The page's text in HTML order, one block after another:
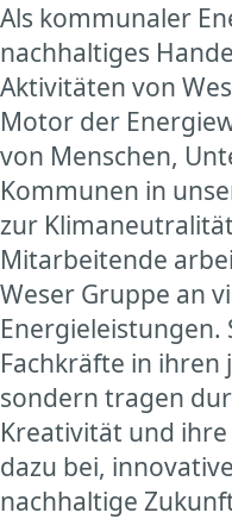
Als kommunaler
nachhaltiges
Aktivitäten von
Motor der
von Menschen,
Kommunen in
zur
Mitarbeitende
Weser Gruppe an
Energieleistungen.
Fachkräfte in ihren
sondern tragen
Kreativität und
dazu bei,
nachhaltige